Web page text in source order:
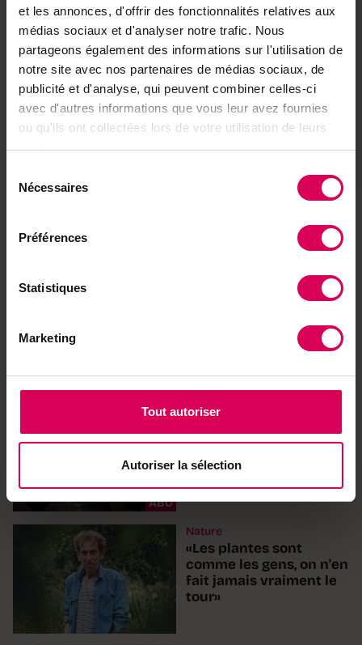
et les annonces, d'offrir des fonctionnalités relatives aux
médias sociaux et d'analyser notre trafic. Nous
partageons également des informations sur l'utilisation de
notre site avec nos partenaires de médias sociaux, de
publicité et d'analyse, qui peuvent combiner celles-ci
avec d'autres informations que vous leur avez fournies
ou qu'ils ont collectées lors de votre utilisation de leurs
services.
Nécessaires
Préférences
Statistiques
Marketing
Tout autoriser
Autoriser la sélection
· Accès à des articles et des podcasts exclusifs
· Accès à toutes nos éditions (e-paper)
· Accès à nos hors-séries et suppléments (e-
paper)
Accès à des avantages réservés à nos
abonnés
Déjà abonné·e ? → Se connecter
À lire aussi
ABO
Portraits
multiples couronnes
qui suit le rythme de la
nature
Nature
«Les plantes sont
comme les gens, on n'en
fait jamais vraiment le
tour»